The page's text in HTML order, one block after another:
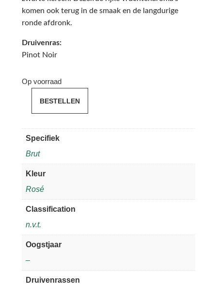
komen ook terug in de smaak en de langdurige
ronde afdronk.
Druivenras:
Pinot Noir
Op voorraad
Cuvée
Rosé
Brut
BESTELLEN
Specifiek
Brut
Kleur
Rosé
Classification
n.v.t.
Oogstjaar
–
Druivenrassen